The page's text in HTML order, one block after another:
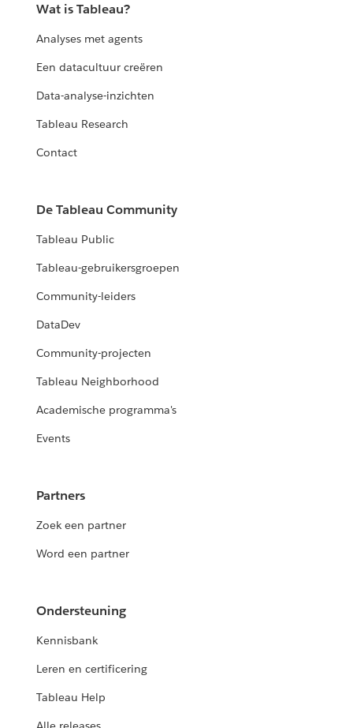
Wat is Tableau?
Analyses met agents
Een datacultuur creëren
Data-analyse-inzichten
Tableau Research
Contact
De Tableau Community
Tableau Public
Tableau-gebruikersgroepen
Community-leiders
DataDev
Community-projecten
Tableau Neighborhood
Academische programma's
Events
Partners
Zoek een partner
Word een partner
Ondersteuning
Kennisbank
Leren en certificering
Tableau Help